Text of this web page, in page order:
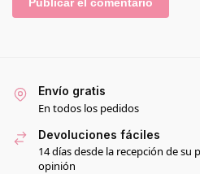
Envío gratis
En todos los pedidos
Devoluciones fáciles
14 días desde la recepción de su
opinión